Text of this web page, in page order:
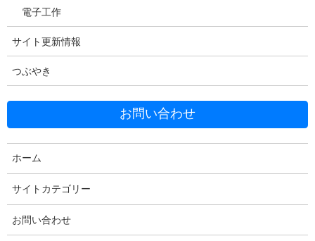
Copy
電子工作
サイト更新情報
つぶやき
お問い合わせ
ホーム
サイトカテゴリー
お問い合わせ